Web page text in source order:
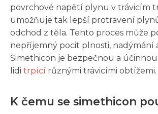
povrchové napětí plynu v trávicím
umožňuje tak lepší protravení
odchod z těla. Tento proces může
nepříjemný pocit plnosti, nadýmání
Simethicon je bezpečnou a
lidi trpící různými trávicími obtížemi.
K čemu se simethicon